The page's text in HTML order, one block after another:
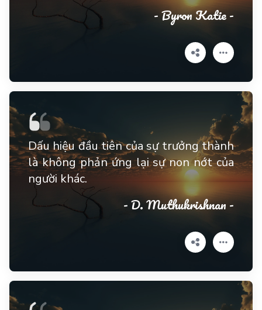
- Byron Katie -
Dấu hiệu đầu tiên của sự trưởng thành
là không phản ứng lại sự non nớt của
người khác.
- D. Muthukrishnan -